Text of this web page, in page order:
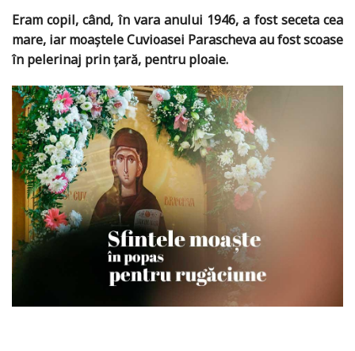
Eram copil, când, în vara anului 1946, a fost seceta cea
mare, iar moaștele Cuvioasei Parascheva au fost scoase
în pelerinaj prin țară, pentru ploaie.